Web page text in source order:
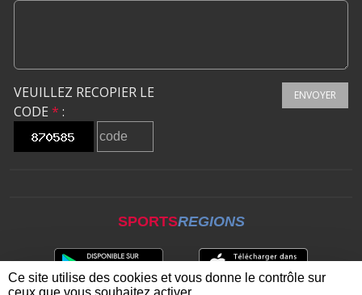
VEUILLEZ RECOPIER LE
CODE * :
ENVOYER
SPORTSREGIONS
Ce site utilise des cookies et vous donne le contrôle sur
ceux que vous souhaitez activer